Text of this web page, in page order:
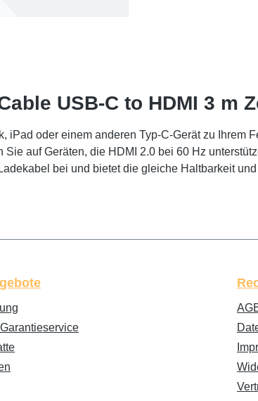
USB-C to HDMI 3 m
oder einem anderen Typ-C-Gerät zu Ihrem
auf Geräten, die HDMI 2.0 bei 60 Hz
bei und bietet die gleiche Haltbarkeit